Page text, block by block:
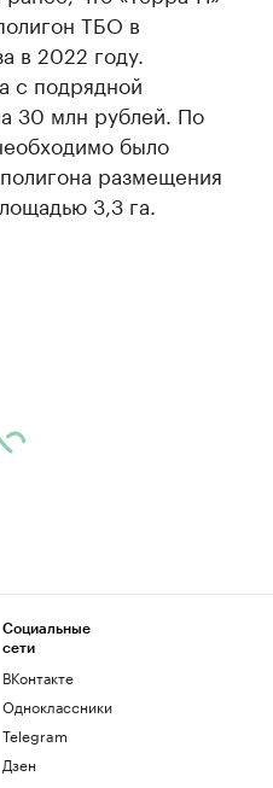
ТБО в
в 2022 году.
с подрядной
30 млн рублей. По
было
размещения
3,3 га.
Социальные
сети
ВКонтакте
Одноклассники
Telegram
Дзен